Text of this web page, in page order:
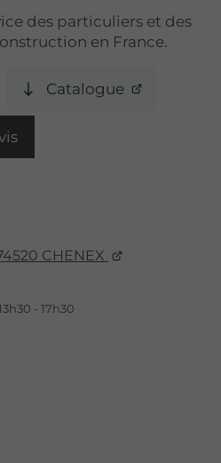
CHENEX
- 17h30
des particuliers et des
en France.
Catalogue